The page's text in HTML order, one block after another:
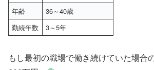
年齢
36～40歳
勤続年数
3～5年
もし最初の職場で働き続けていた場合